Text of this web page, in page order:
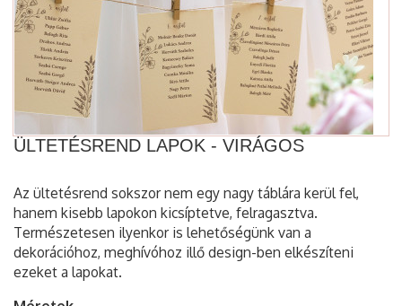
ÜLTETÉSREND LAPOK - VIRÁGOS
Az ültetésrend sokszor nem egy nagy táblára kerül fel,
hanem kisebb lapokon kicsíptetve, felragasztva.
Természetesen ilyenkor is lehetőségünk van a
dekorációhoz, meghívóhoz illő design-ben elkészíteni
ezeket a lapokat.